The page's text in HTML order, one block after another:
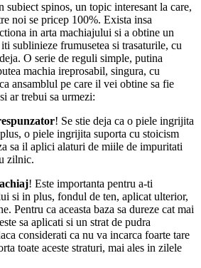
subiect spinos, un topic interesant la care,
noi se pricep 100%. Exista insa
in arta machiajului si a obtine un
sublinieze frumusetea si trasaturile, cu
O serie de reguli simple, putina
machia ireprosabil, singura, cu
ansamblul pe care il vei obtine sa fie
ar trebui sa urmezi:
! Se stie deja ca o piele ingrijita
o piele ingrijita suporta cu stoicism
sa il aplici alaturi de miile de impuritati
zilnic.
! Este importanta pentru a-ti
si in plus, fondul de ten, aplicat ulterior,
Pentru ca aceasta baza sa dureze cat mai
sa aplicati si un strat de pudra
considerati ca nu va incarca foarte tare
toate aceste straturi, mai ales in zilele